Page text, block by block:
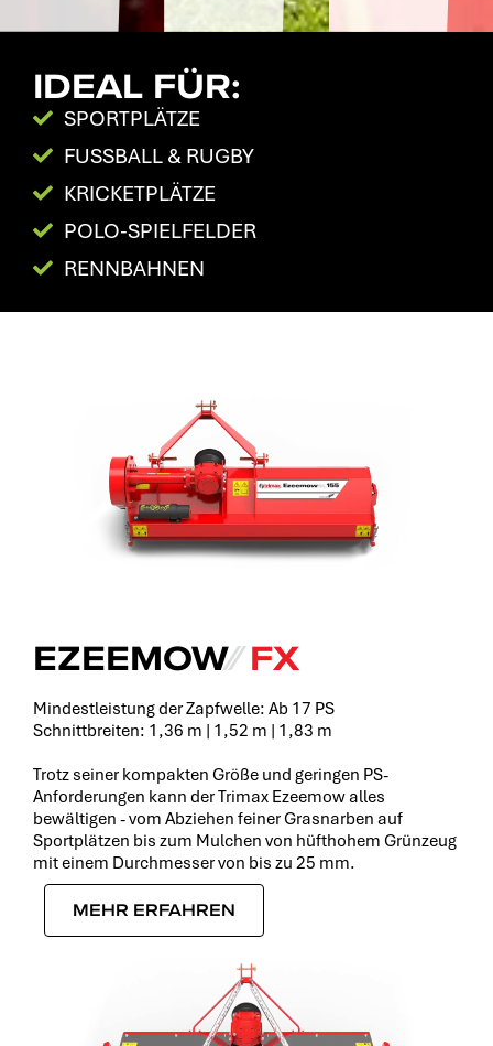
IDEAL FÜR:
SPORTPLÄTZE
FUSSBALL & RUGBY
KRICKETPLÄTZE
POLO-SPIELFELDER
RENNBAHNEN
EZEEMOW⁄⁄ FX
Mindestleistung der Zapfwelle: Ab 17 PS
Schnittbreiten: 1,36 m | 1,52 m | 1,83 m
Trotz seiner kompakten Größe und geringen PS-
Anforderungen kann der Trimax Ezeemow alles
bewältigen - vom Abziehen feiner Grasnarben auf
Sportplätzen bis zum Mulchen von hüfthohem Grünzeug
mit einem Durchmesser von bis zu 25 mm.
MEHR ERFAHREN